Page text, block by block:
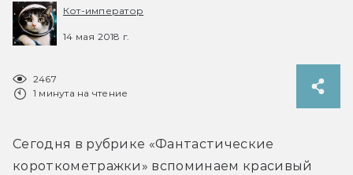
Кот-император
14 мая 2018 г.
2467
1 минута на чтение
Сегодня в рубрике «Фантастические
короткометражки» вспоминаем красивый